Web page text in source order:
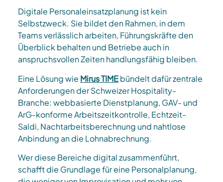
Digitale Personaleinsatzplanung ist kein
Selbstzweck. Sie bildet den Rahmen, in dem
Teams verlässlich arbeiten, Führungskräfte den
Überblick behalten und Betriebe auch in
anspruchsvollen Zeiten handlungsfähig bleiben.
Eine Lösung wie Mirus TIMEbündelt dafür zentrale
Anforderungen der Schweizer Hospitality-
Branche: webbasierte Dienstplanung, GAV- und
ArG-konforme Arbeitszeitkontrolle, Echtzeit-
Saldi, Nachtarbeitsberechnung und nahtlose
Anbindung an die Lohnabrechnung.​
Wer diese Bereiche digital zusammenführt,
schafft die Grundlage für eine Personalplanung,